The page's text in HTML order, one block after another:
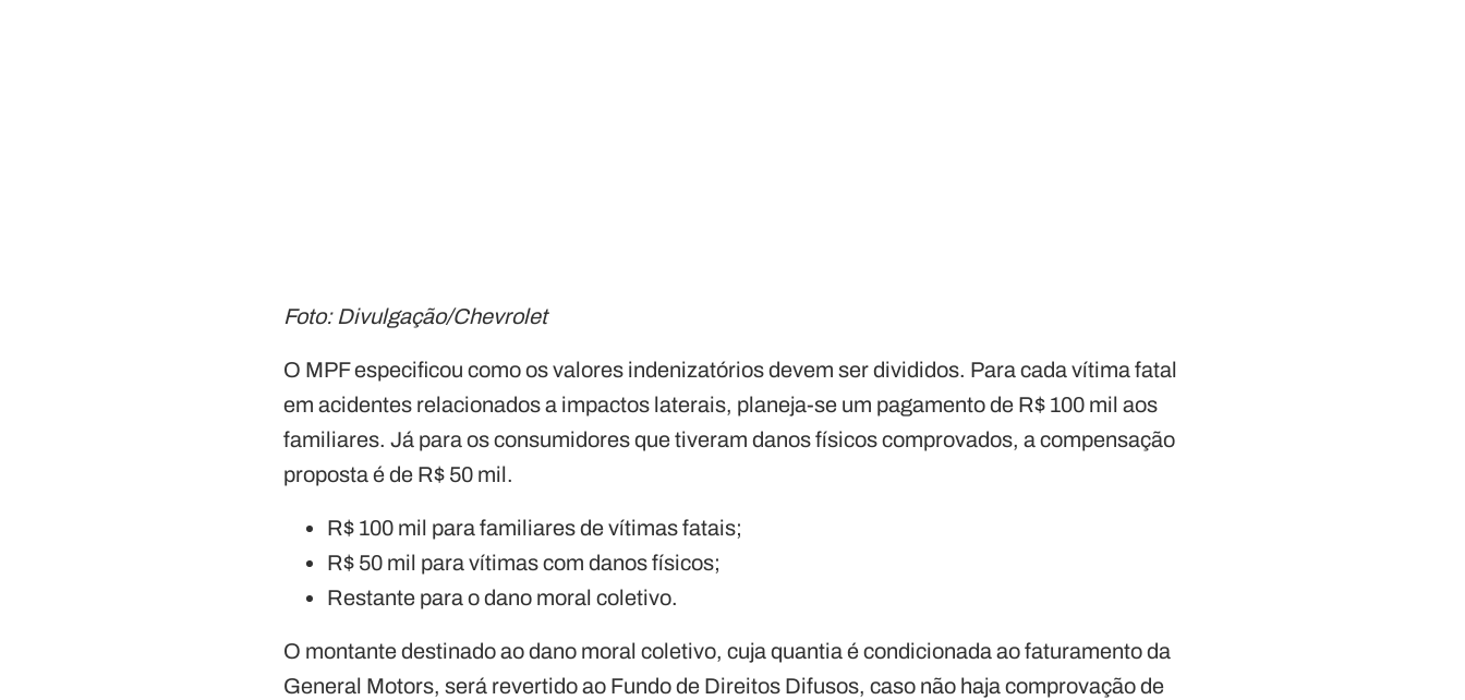
Foto: Divulgação/Chevrolet
O MPF especificou como os valores indenizatórios devem ser divididos. Para cada vítima fatal
em acidentes relacionados a impactos laterais, planeja-se um pagamento de R$ 100 mil aos
familiares. Já para os consumidores que tiveram danos físicos comprovados, a compensação
proposta é de R$ 50 mil.
R$ 100 mil para familiares de vítimas fatais;
R$ 50 mil para vítimas com danos físicos;
Restante para o dano moral coletivo.
O montante destinado ao dano moral coletivo, cuja quantia é condicionada ao faturamento da
General Motors, será revertido ao Fundo de Direitos Difusos, caso não haja comprovação de